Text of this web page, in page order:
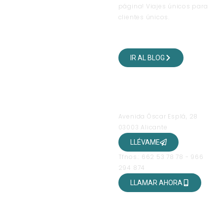
página! Viajes únicos para
clientes únicos.
IR AL BLOG
Avenida Óscar Esplá, 28
03003 Alicante
LLÉVAME
Tfnos.: 662 53 78 78 - 966
294 874
LLAMAR AHORA